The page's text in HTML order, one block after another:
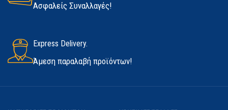
Ασφαλείς Συναλλαγές!
Express Delivery.
Άμεση παραλαβή προϊόντων!